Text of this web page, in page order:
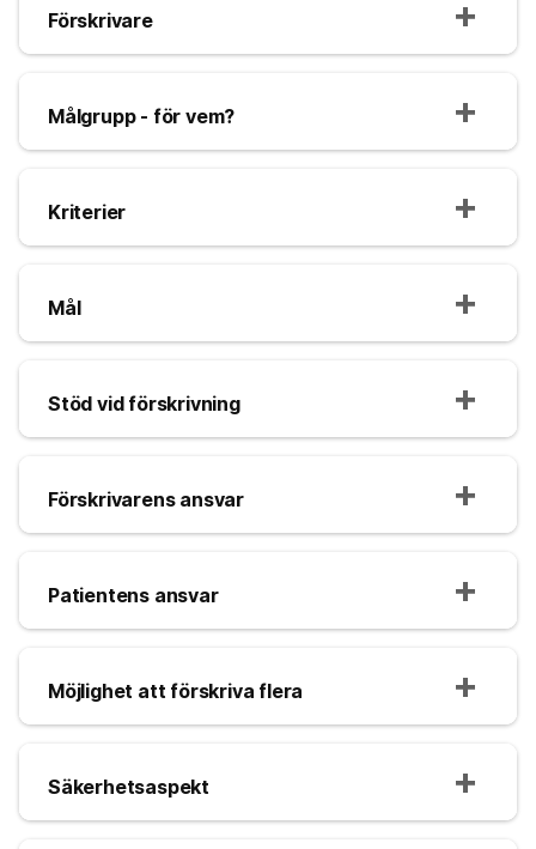
Förskrivare
Målgrupp - för vem?
Kriterier
Mål
Stöd vid förskrivning
Förskrivarens ansvar
Patientens ansvar
Möjlighet att förskriva flera
Säkerhetsaspekt